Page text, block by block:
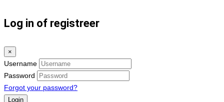
Log in of registreer
×
Username
Password
Forgot your password?